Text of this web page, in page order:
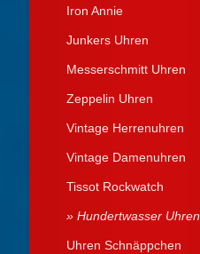
Iron Annie
Junkers Uhren
Messerschmitt Uhren
Zeppelin Uhren
Vintage Herrenuhren
Vintage Damenuhren
Tissot Rockwatch
Hundertwasser Uhren
Uhren Schnäppchen